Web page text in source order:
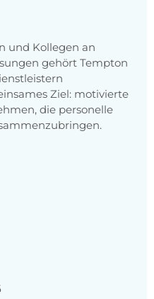
und Kollegen an
gehört Tempton
Ziel: motivierte
die personelle